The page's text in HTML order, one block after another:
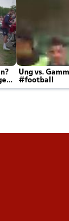
Ung vs.
#football